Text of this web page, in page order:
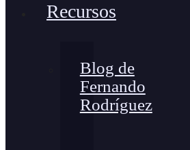
Recursos
Blog de
Fernando
Rodríguez